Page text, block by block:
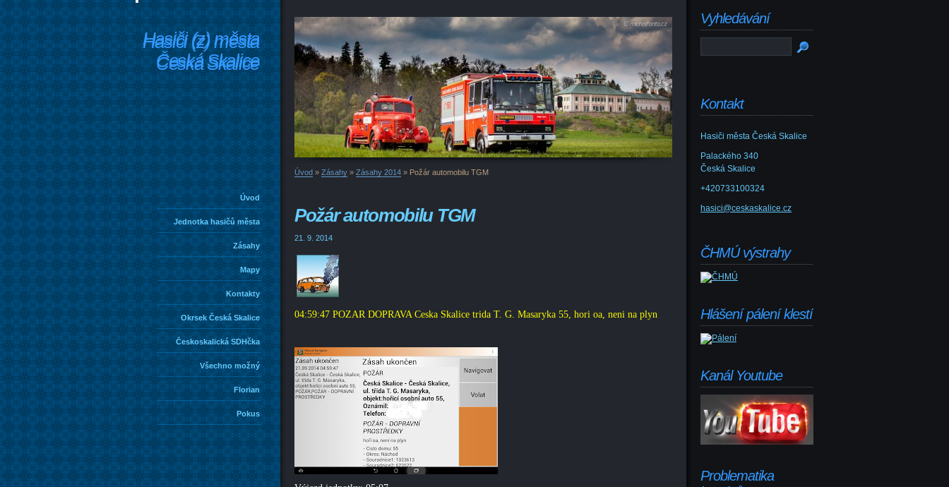
Hasiči (z) města
Česká Skalice
Hasiči (z) města
Česká Skalice
Úvod
Jednotka hasičů města
Zásahy
Mapy
Kontakty
Okrsek Česká Skalice
Českoskalická SDHčka
Všechno možný
Florian
Pokus
Úvod » Zásahy » Zásahy 2014 » Požár automobilu TGM
Požár automobilu TGM
21. 9. 2014
04:59:47 POZAR DOPRAVA Ceska Skalice trida T. G. Masaryka 55, hori oa, neni na plyn
Vyhledávání
Kontakt
Hasiči města Česká Skalice
Palackého 340
Česká Skalice
+420733100324
hasici@ceskaskalice.cz
ČHMÚ výstrahy
Hlášení pálení klestí
Kanál Youtube
Problematika